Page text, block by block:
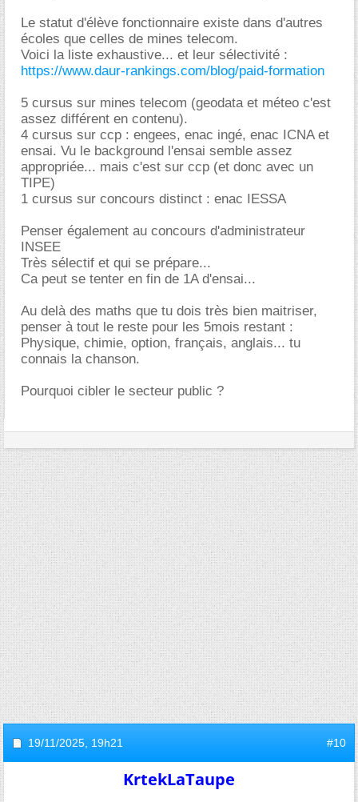
Le statut d'élève fonctionnaire existe dans d'autres
écoles que celles de mines telecom.
Voici la liste exhaustive... et leur sélectivité :
https://www.daur-rankings.com/blog/paid-formation
5 cursus sur mines telecom (geodata et méteo c'est
assez différent en contenu).
4 cursus sur ccp : engees, enac ingé, enac ICNA et
ensai. Vu le background l'ensai semble assez
appropriée... mais c'est sur ccp (et donc avec un
TIPE)
1 cursus sur concours distinct : enac IESSA
Penser également au concours d'administrateur
INSEE
Très sélectif et qui se prépare...
Ca peut se tenter en fin de 1A d'ensai...
Au delà des maths que tu dois très bien maitriser,
penser à tout le reste pour les 5mois restant :
Physique, chimie, option, français, anglais... tu
connais la chanson.
Pourquoi cibler le secteur public ?
19/11/2025, 19h21 #10
KrtekLaTaupe